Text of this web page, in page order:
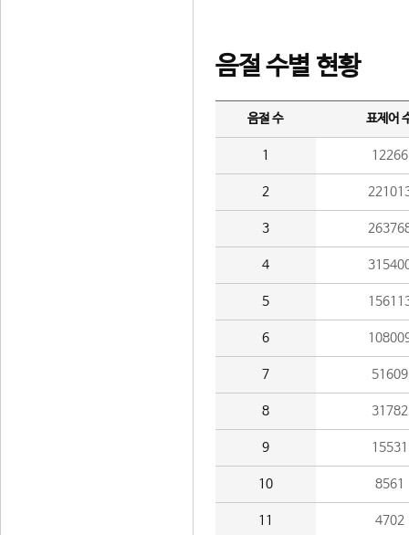
음절 수별 현황
음절 수 표제어
1 12266
2
3
4
5
6
7 51609
8 31782
9 15531
10 8561
11 4702